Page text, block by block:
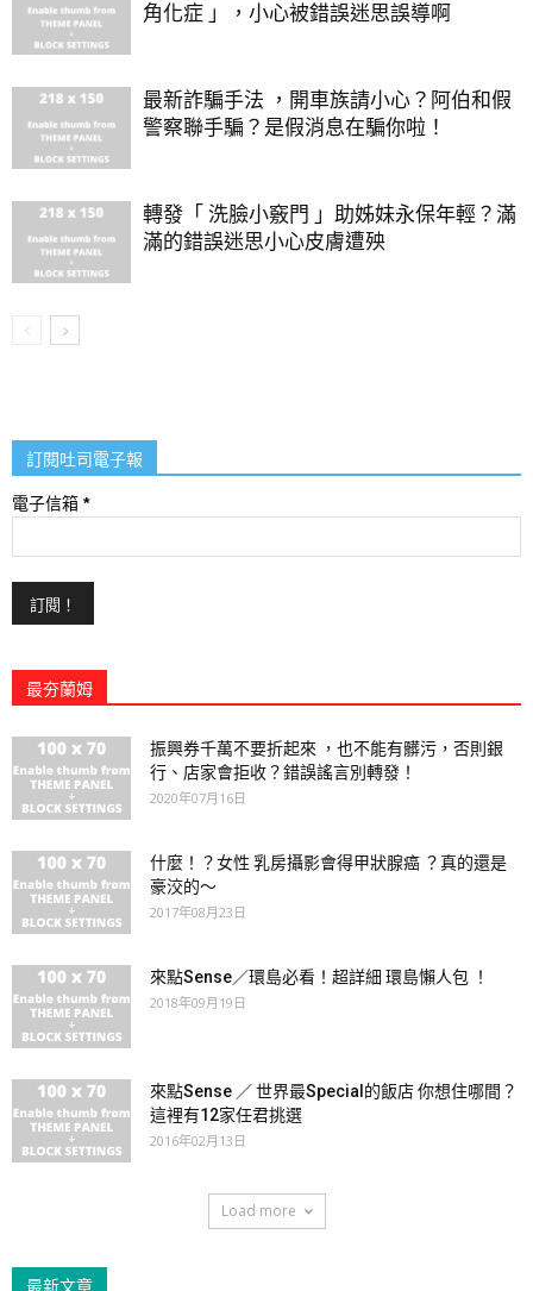
角化症 」，小心被錯誤迷思誤導啊
最新詐騙手法 ，開車族請小心？阿伯和假
警察聯手騙？是假消息在騙你啦！
轉發「 洗臉小竅門 」助姊妹永保年輕？滿
滿的錯誤迷思小心皮膚遭殃
訂閱吐司電子報
電子信箱 *
最夯蘭姆
振興券千萬不要折起來 ，也不能有髒污，否則銀
行、店家會拒收？錯誤謠言別轉發！
2020年07月16日
什麼！？女性 乳房攝影會得甲狀腺癌 ？真的還是
豪洨的～
2017年08月23日
來點Sense／環島必看！超詳細 環島懶人包 ！
2018年09月19日
來點Sense ／ 世界最Special的飯店 你想住哪間？
這裡有12家任君挑選
2016年02月13日
Load more
最新文章